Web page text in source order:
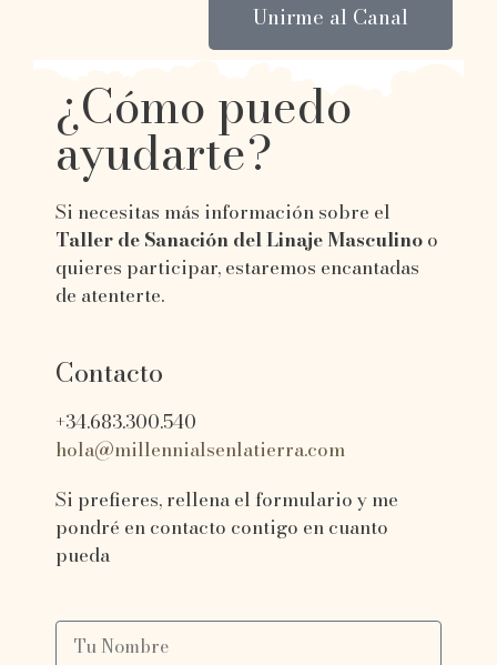
Unirme al Canal
¿Cómo puedo
ayudarte?
Si necesitas más información sobre el
Taller de Sanación del Linaje Masculinoo
quieres participar, estaremos encantadas
de atenterte.
Contacto
+34.683.300.540
hola@millennialsenlatierra.com
Si prefieres, rellena el formulario y me
pondré en contacto contigo en cuanto
pueda